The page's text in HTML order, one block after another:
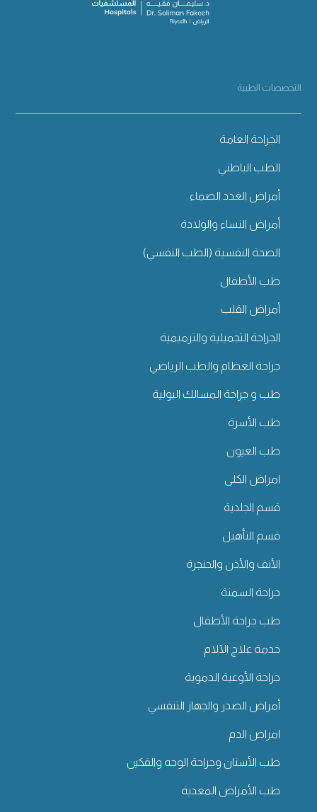
التخصصات الطبية
الجراحة العامة
الطب الباطني
أمراض الغدد الصماء
أمراض النساء والولادة
الصحة النفسية (الطب النفسي)
طب الأطفال
أمراض القلب
الجراحة التجميلية والترميمية
جراحة العظام والطب الرياضي
طب و جراحة المسالك البولية
طب الأسرة
طب العيون
امراض الكلى
قسم الجلدية
قسم التأهيل
الأنف والأذن والحنجرة
جراحة السمنة
طب جراحة الأطفال
خدمة علاج الآلام
جراحة الأوعية الدموية
أمراض الصدر والجهاز التنفسي
امراض الدم
طب الأسنان وجراحة الوجه والفكين
طب الأمراض المعدية